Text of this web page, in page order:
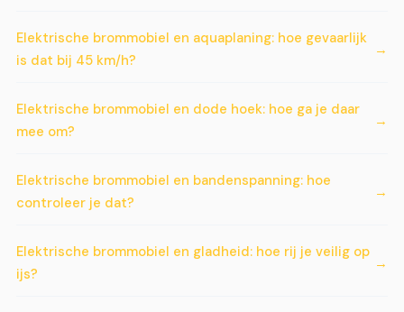
Elektrische brommobiel en aquaplaning: hoe gevaarlijk
is dat bij 45 km/h?
Elektrische brommobiel en dode hoek: hoe ga je daar
mee om?
Elektrische brommobiel en bandenspanning: hoe
controleer je dat?
Elektrische brommobiel en gladheid: hoe rij je veilig op
ijs?